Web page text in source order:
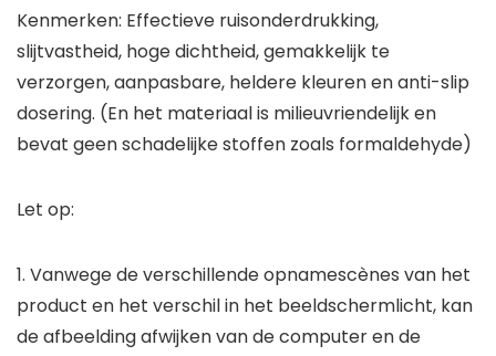
Kenmerken: Effectieve ruisonderdrukking,
slijtvastheid, hoge dichtheid, gemakkelijk te
verzorgen, aanpasbare, heldere kleuren en anti-slip
dosering. (En het materiaal is milieuvriendelijk en
bevat geen schadelijke stoffen zoals formaldehyde)
Let op:
1. Vanwege de verschillende opnamescènes van het
product en het verschil in het beeldschermlicht, kan
de afbeelding afwijken van de computer en de